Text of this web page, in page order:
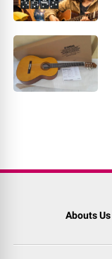
Abouts Us